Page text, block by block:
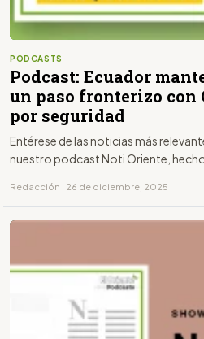
PODCASTS
Podcast: Ecuador
un paso fronterizo con
por seguridad
Entérese de las noticias más
nuestro podcast Noti Oriente,
Redacción · 26 de diciembre, 2025